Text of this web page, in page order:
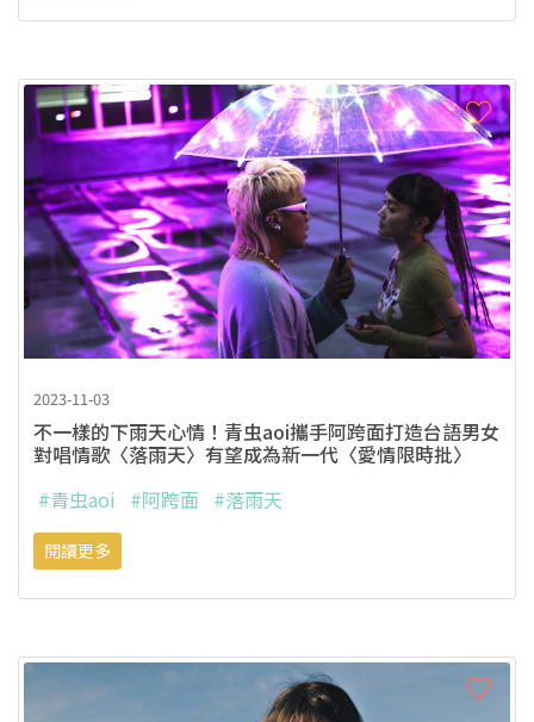
2023-11-03
不一樣的下雨天心情！青虫aoi攜手阿跨面打造台語男女
對唱情歌〈落雨天〉有望成為新一代〈愛情限時批〉
#青虫aoi
#阿跨面 #落雨天
閱讀更多